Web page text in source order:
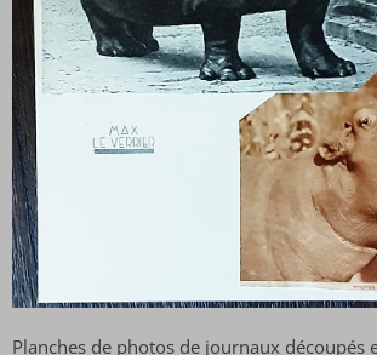
Planches de photos de journaux découpés